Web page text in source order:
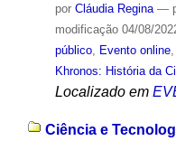
por Cláudia Regina —
modificação04/08/
público, Evento online,
Khronos: História da
Localizado em
Ciência e